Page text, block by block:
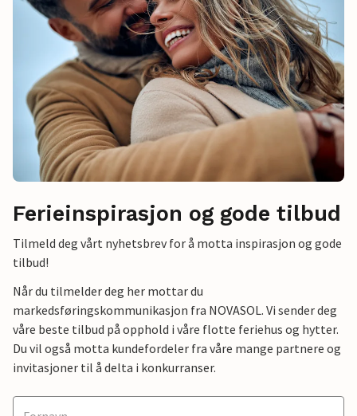
Ferieinspirasjon og gode tilbud
Tilmeld deg vårt nyhetsbrev for å motta inspirasjon og gode
tilbud!
Når du tilmelder deg her mottar du
markedsføringskommunikasjon fra NOVASOL. Vi sender deg
våre beste tilbud på opphold i våre flotte feriehus og hytter.
Du vil også motta kundefordeler fra våre mange partnere og
invitasjoner til å delta i konkurranser.